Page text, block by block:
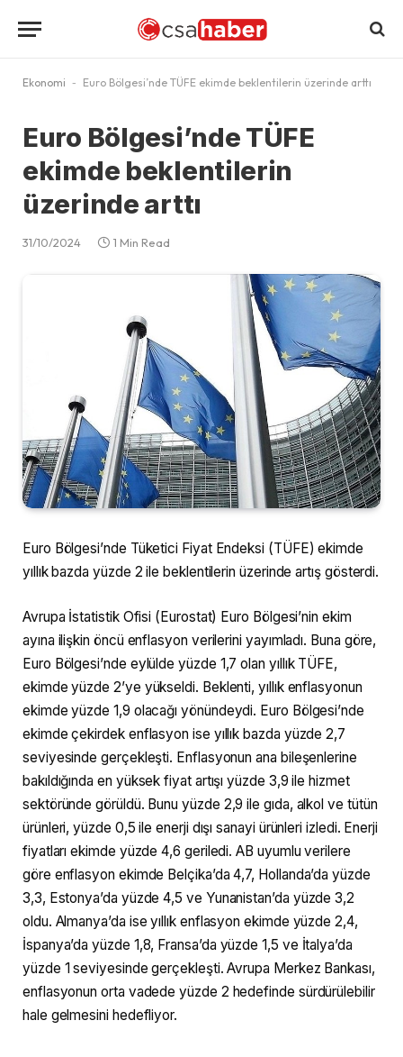
Ekonomi - Euro Bölgesi’nde TÜFE ekimde beklentilerin üzerinde arttı
Euro Bölgesi’nde TÜFE
ekimde beklentilerin
üzerinde arttı
31/10/2024 1 Min Read
Euro Bölgesi’nde Tüketici Fiyat Endeksi (TÜFE) ekimde
yıllık bazda yüzde 2 ile beklentilerin üzerinde artış gösterdi.
Avrupa İstatistik Ofisi (Eurostat) Euro Bölgesi’nin ekim
ayına ilişkin öncü enflasyon verilerini yayımladı. Buna göre,
Euro Bölgesi’nde eylülde yüzde 1,7 olan yıllık TÜFE,
ekimde yüzde 2’ye yükseldi. Beklenti, yıllık enflasyonun
ekimde yüzde 1,9 olacağı yönündeydi. Euro Bölgesi’nde
ekimde çekirdek enflasyon ise yıllık bazda yüzde 2,7
seviyesinde gerçekleşti. Enflasyonun ana bileşenlerine
bakıldığında en yüksek fiyat artışı yüzde 3,9 ile hizmet
sektöründe görüldü. Bunu yüzde 2,9 ile gıda, alkol ve tütün
ürünleri, yüzde 0,5 ile enerji dışı sanayi ürünleri izledi. Enerji
fiyatları ekimde yüzde 4,6 geriledi. AB uyumlu verilere
göre enflasyon ekimde Belçika’da 4,7, Hollanda’da yüzde
3,3, Estonya’da yüzde 4,5 ve Yunanistan’da yüzde 3,2
oldu. Almanya’da ise yıllık enflasyon ekimde yüzde 2,4,
İspanya’da yüzde 1,8, Fransa’da yüzde 1,5 ve İtalya’da
yüzde 1 seviyesinde gerçekleşti. Avrupa Merkez Bankası,
enflasyonun orta vadede yüzde 2 hedefinde sürdürülebilir
hale gelmesini hedefliyor.